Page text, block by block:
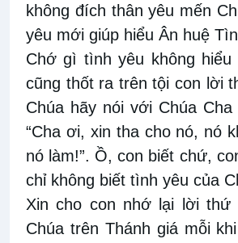
không đích thân yêu mến
yêu mới giúp hiểu Ân huệ
Chớ gì tình yêu không hiểu
cũng thốt ra trên tội con lời
Chúa hãy nói với Chúa
“Cha ơi, xin tha cho nó, nó
nó làm!”. Ồ, con biết chứ,
chỉ không biết tình yêu của
Xin cho con nhớ lại lời thứ
Chúa trên Thánh giá mỗi